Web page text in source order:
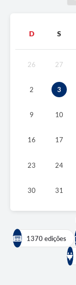
D S
26 27
2 3
9 10
16 17
23 24
30 31
1370 edições